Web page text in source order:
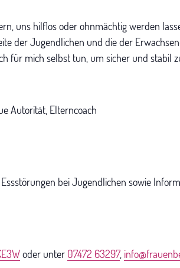
uns hilflos oder ohnmächtig werden
der Jugendlichen und die der
für mich selbst tun, um sicher und stabil
Autorität, Elterncoach
bei Jugendlichen sowie
oder unter 07472 63297,